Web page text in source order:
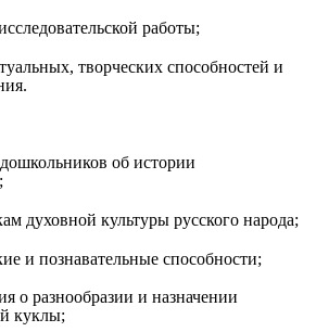
работы;
творческих способностей и
об истории
духовной культуры русского народа;
и познавательные способности;
о разнообразии и назначении
куклы;